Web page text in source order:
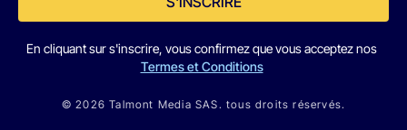
En cliquant sur s'inscrire, vous confirmez que vous acceptez nos
Termes et Conditions
© 2026 Talmont Media SAS. tous droits réservés.